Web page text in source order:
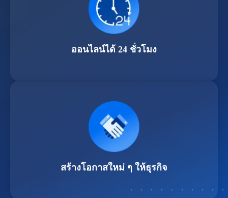
ออนไลน์ได้ 24 ชั่วโมง
สร้างโอกาสใหม่ ๆ ให้ธุรกิจ